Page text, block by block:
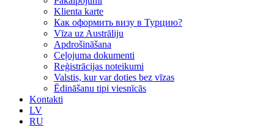
Klienta karte
Как оформить визу в Турцию?
Vīza uz Austrāliju
Apdrošināšana
Ceļojuma dokumenti
Reģistrācijas noteikumi
Valstis, kur var doties bez vīzas
Ēdināšanu tipi viesnīcās
Kontakti
LV
RU